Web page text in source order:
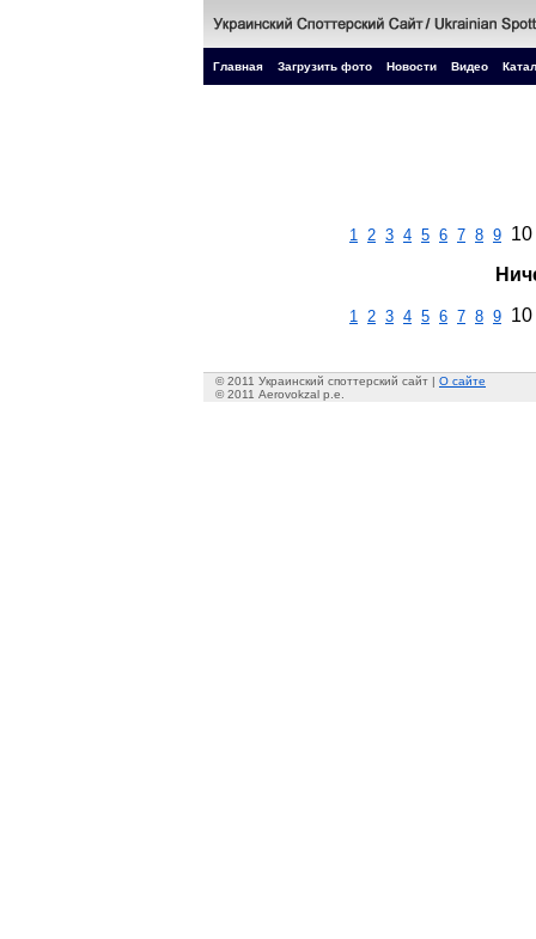
Главная Загрузить фото Новости Видео
1 2 3 4 5 6 7 8 9 10
1 2 3 4 5 6 7 8 9 10
© 2011 Украинский споттерский сайт | О сайте
© 2011 Aerovokzal p.e.